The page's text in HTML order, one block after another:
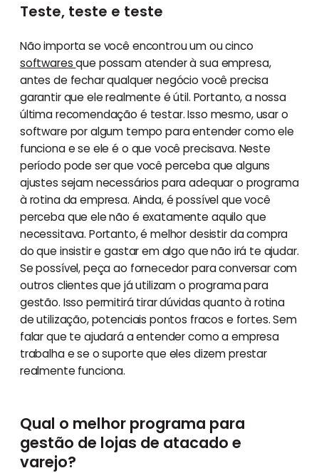
Teste, teste e teste
Não importa se você encontrou um ou cinco
softwaresque possam atender à sua empresa,
antes de fechar qualquer negócio você precisa
garantir que ele realmente é útil. Portanto, a nossa
última recomendação é testar. Isso mesmo, usar o
software por algum tempo para entender como ele
funciona e se ele é o que você precisava. Neste
período pode ser que você perceba que alguns
ajustes sejam necessários para adequar o programa
à rotina da empresa. Ainda, é possível que você
perceba que ele não é exatamente aquilo que
necessitava. Portanto, é melhor desistir da compra
do que insistir e gastar em algo que não irá te ajudar.
Se possível, peça ao fornecedor para conversar com
outros clientes que já utilizam o programa para
gestão. Isso permitirá tirar dúvidas quanto à rotina
de utilização, potenciais pontos fracos e fortes. Sem
falar que te ajudará a entender como a empresa
trabalha e se o suporte que eles dizem prestar
realmente funciona.
Qual o melhor programa para
gestão de lojas de atacado e
varejo?